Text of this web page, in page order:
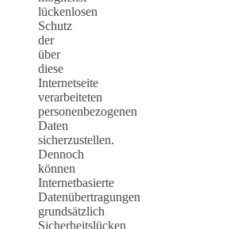
lückenlosen
Schutz
der
über
diese
Internetseite
verarbeiteten
personenbezogenen
Daten
sicherzustellen.
Dennoch
können
Internetbasierte
Datenübertragungen
grundsätzlich
Sicherheitslücken